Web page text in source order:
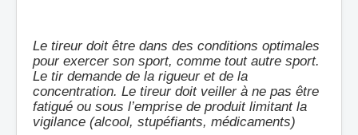
Le tireur doit être dans des conditions optimales
pour exercer son sport, comme tout autre sport.
Le tir demande de la rigueur et de la
concentration. Le tireur doit veiller à ne pas être
fatigué ou sous l’emprise de produit limitant la
vigilance (alcool, stupéfiants, médicaments)